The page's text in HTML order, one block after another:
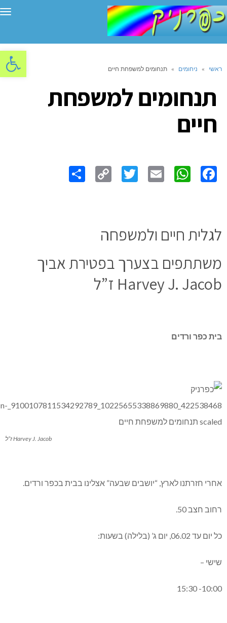
פתח
ראשי » ניחומים » תנחומים למשפחת חיים
תנחומים למשפחת
חיים
Link
לגלית חיים ולמשפחה
משתתפים בצערך בפטירת אביך
Harvey J. Jacob ז”ל
בית כפר ורדים
Harvey J. Jacob ז”ל
אחרי חזרתנו לארץ, “יושבים שבעה” אצלינו בבית בכפר ורדים.
רחוב חצב 50.
כל יום עד 06.02, יום ג’ (בלילה) בשעות:
שישי –
10:00- 15:30